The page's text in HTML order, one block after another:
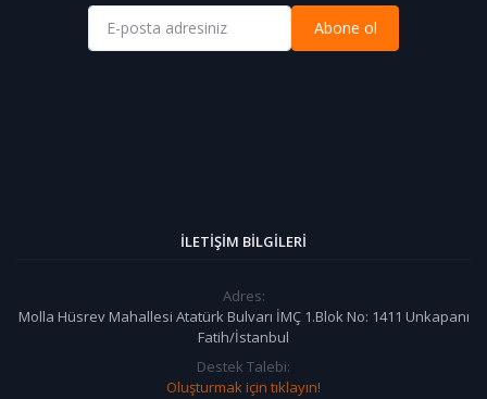
Abone ol
İLETIŞIM BILGILERI
Adres:
Molla Hüsrev Mahallesi Atatürk Bulvarı İMÇ 1.Blok No: 1411 Unkapanı
Fatih/İstanbul
Destek Talebi:
Oluşturmak için tıklayın!